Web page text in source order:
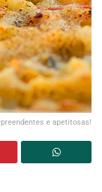
e apetitosas!